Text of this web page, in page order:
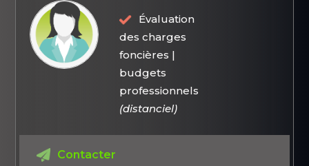
Évaluation
des charges
foncières |
budgets
professionnels
(distanciel)
Contacter